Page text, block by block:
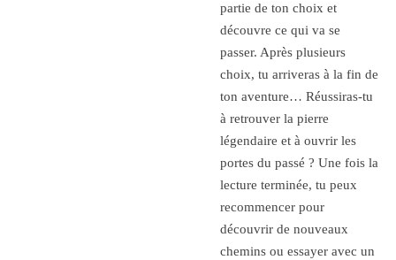
partie de ton choix et
découvre ce qui va se
passer. Après plusieurs
choix, tu arriveras à la fin de
ton aventure… Réussiras-tu
à retrouver la pierre
légendaire et à ouvrir les
portes du passé ? Une fois la
lecture terminée, tu peux
recommencer pour
découvrir de nouveaux
chemins ou essayer avec un